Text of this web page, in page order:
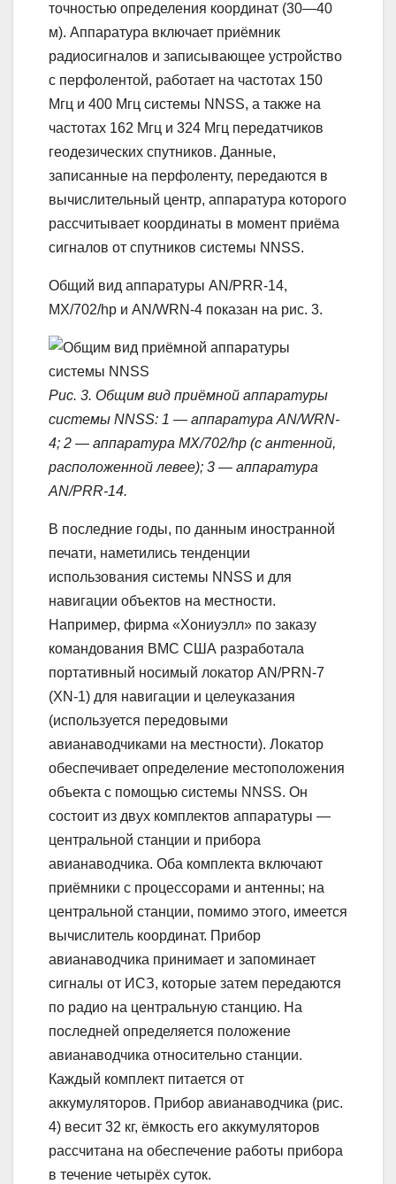
точностью определения координат (30—40
м). Аппаратура включает приёмник
радиосигналов и записывающее устройство
с перфолентой, работает на частотах 150
Мгц и 400 Мгц системы NNSS, а также на
частотах 162 Мгц и 324 Мгц передатчиков
геодезических спутников. Данные,
записанные на перфоленту, передаются в
вычислительный центр, аппаратура которого
рассчитывает координаты в момент приёма
сигналов от спутников системы NNSS.
Общий вид аппаратуры AN/PRR-14,
МХ/702/hp и AN/WRN-4 показан на рис. 3.
Рис. 3. Общим вид приёмной аппаратуры
системы NNSS: 1 — аппаратура AN/WRN-
4; 2 — аппаратура МХ/702/hp (с антенной,
расположенной левее); 3 — аппаратура
AN/PRR-14.
В последние годы, по данным иностранной
печати, наметились тенденции
использования системы NNSS и для
навигации объектов на местности.
Например, фирма «Хониуэлл» по заказу
командования ВМС США разработала
портативный носимый локатор AN/PRN-7
(XN-1) для навигации и целеуказания
(используется передовыми
авианаводчиками на местности). Локатор
обеспечивает определение местоположения
объекта с помощью системы NNSS. Он
состоит из двух комплектов аппаратуры —
центральной станции и прибора
авианаводчика. Оба комплекта включают
приёмники с процессорами и антенны; на
центральной станции, помимо этого, имеется
вычислитель координат. Прибор
авианаводчика принимает и запоминает
сигналы от ИСЗ, которые затем передаются
по радио на центральную станцию. На
последней определяется положение
авианаводчика относительно станции.
Каждый комплект питается от
аккумуляторов. Прибор авианаводчика (рис.
4) весит 32 кг, ёмкость его аккумуляторов
рассчитана на обеспечение работы прибора
в течение четырёх суток.